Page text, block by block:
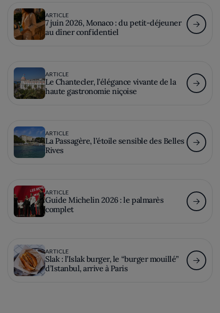
ARTICLE
7 juin 2026, Monaco : du petit-déjeuner
au dîner confidentiel
ARTICLE
Le Chantecler, l’élégance vivante de la
haute gastronomie niçoise
ARTICLE
La Passagère, l’étoile sensible des Belles
Rives
ARTICLE
Guide Michelin 2026 : le palmarès
complet
ARTICLE
Slak : l’Islak burger, le “burger mouillé”
d’Istanbul, arrive à Paris